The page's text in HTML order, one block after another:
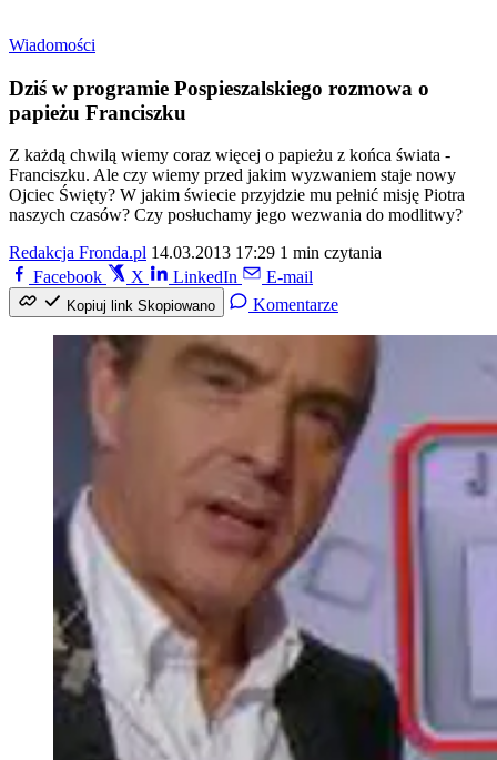
Wiadomości
Dziś w programie Pospieszalskiego rozmowa o
papieżu Franciszku
Z każdą chwilą wiemy coraz więcej o papieżu z końca świata -
Franciszku. Ale czy wiemy przed jakim wyzwaniem staje nowy
Ojciec Święty? W jakim świecie przyjdzie mu pełnić misję Piotra
naszych czasów? Czy posłuchamy jego wezwania do modlitwy?
Redakcja Fronda.pl 14.03.2013 17:29 1 min czytania
Facebook
X LinkedIn E-mail
Kopiuj link Skopiowano Komentarze